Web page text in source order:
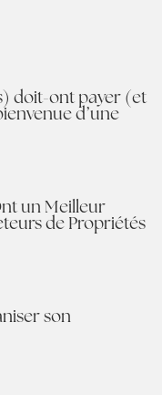
doit-ont payer (et
d’une
un Meilleur
de Propriétés
son